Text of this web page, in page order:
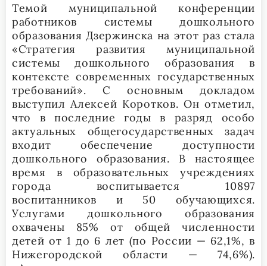
Темой муниципальной конференции
работников системы дошкольного
образования Дзержинска на этот раз стала
«Стратегия развития муниципальной
системы дошкольного образования в
контексте современных государственных
требований». С основным докладом
выступил Алексей Коротков. Он отметил,
что в последние годы в разряд особо
актуальных общегосударственных задач
входит обеспечение доступности
дошкольного образования. В настоящее
время в образовательных учреждениях
города воспитывается 10897
воспитанников и 50 обучающихся.
Услугами дошкольного образования
охвачены 85% от общей численности
детей от 1 до 6 лет (по России — 62,1%, в
Нижегородской области — 74,6%).